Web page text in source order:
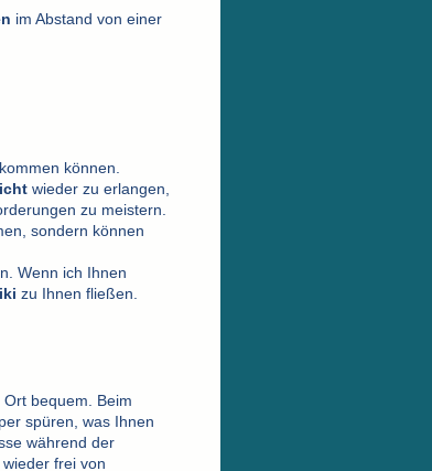
im Abstand von einer
können.
wieder zu erlangen,
zu meistern.
sondern können
Wenn ich Ihnen
zu Ihnen fließen.
bequem. Beim
spüren, was Ihnen
während der
frei von